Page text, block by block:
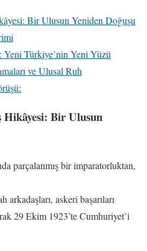
Bir Ulusun Yeniden Doğuşu
Türkiye’nin Yeni Yüzü
ve Ulusal Ruh
Bir Ulusun
parçalanmış bir imparatorluktan,
askeri başarıları
29 Ekim 1923’te Cumhuriyet’i